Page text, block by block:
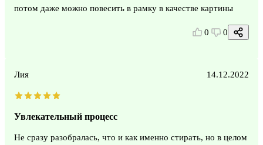
потом даже можно повесить в рамку в качестве картины
0 0
Лия 14.12.2022
Увлекательный процесс
Не сразу разобралась, что и как именно стирать, но в целом